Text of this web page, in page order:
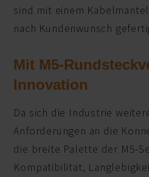
sind mit einem
nach Kundenwunsch
Mit M5-
Innovation
Da sich die Industrie
Anforderungen an die
die breite Palette der M5-
Kompatibilität,